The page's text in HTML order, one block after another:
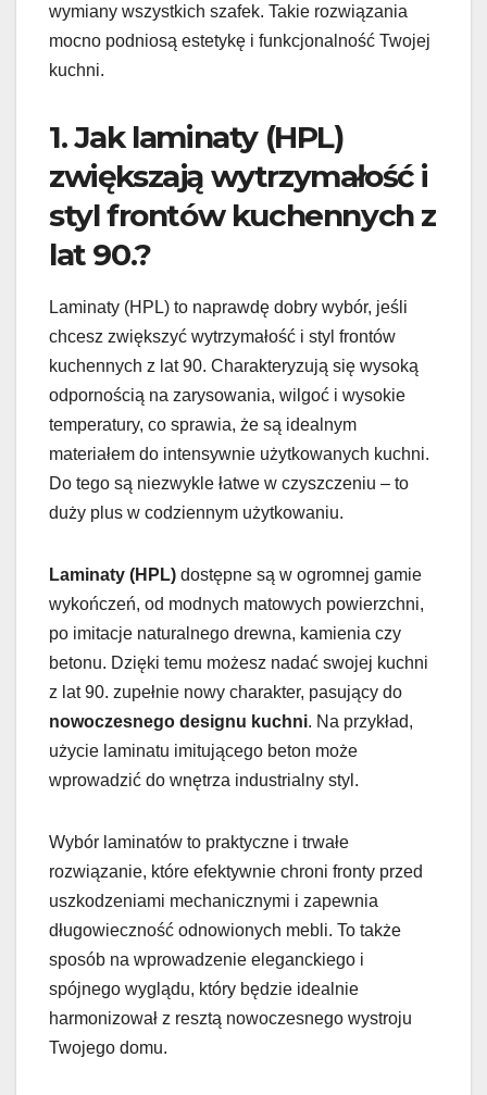
wymiany wszystkich szafek. Takie rozwiązania
mocno podniosą estetykę i funkcjonalność Twojej
kuchni.
1. Jak laminaty (HPL)
zwiększają wytrzymałość i
styl frontów kuchennych z
lat 90.?
Laminaty (HPL) to naprawdę dobry wybór, jeśli
chcesz zwiększyć wytrzymałość i styl frontów
kuchennych z lat 90. Charakteryzują się wysoką
odpornością na zarysowania, wilgoć i wysokie
temperatury, co sprawia, że są idealnym
materiałem do intensywnie użytkowanych kuchni.
Do tego są niezwykle łatwe w czyszczeniu – to
duży plus w codziennym użytkowaniu.
Laminaty (HPL) dostępne są w ogromnej gamie
wykończeń, od modnych matowych powierzchni,
po imitacje naturalnego drewna, kamienia czy
betonu. Dzięki temu możesz nadać swojej kuchni
z lat 90. zupełnie nowy charakter, pasujący do
nowoczesnego designu kuchni. Na przykład,
użycie laminatu imitującego beton może
wprowadzić do wnętrza industrialny styl.
Wybór laminatów to praktyczne i trwałe
rozwiązanie, które efektywnie chroni fronty przed
uszkodzeniami mechanicznymi i zapewnia
długowieczność odnowionych mebli. To także
sposób na wprowadzenie eleganckiego i
spójnego wyglądu, który będzie idealnie
harmonizował z resztą nowoczesnego wystroju
Twojego domu.